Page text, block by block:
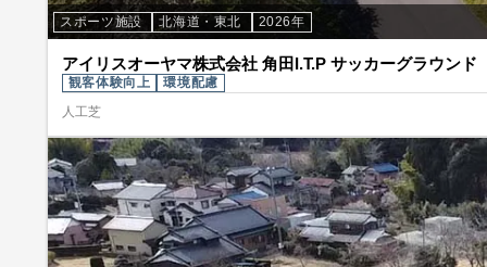
スポーツ施設 北海道・東北 2026年
アイリスオーヤマ株式会社 角田I.T.P サッカーグラウンド
観客体験向上
環境配慮
人工芝